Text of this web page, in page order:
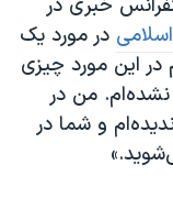
۲۰ بهمن در کنفرانس خبری در
در مورد یک
این مورد چیزی
نشده‌ام. من در
و شما در